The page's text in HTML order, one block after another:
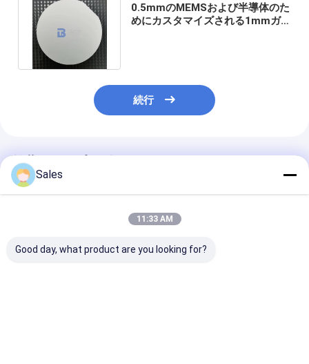
0.5mmのMEMSおよび半導体のた
めにカスタマイズされる1mmガ
続行
推薦されたプロダクト
Sales
11:33 AM
Good day, what product are you looking for?